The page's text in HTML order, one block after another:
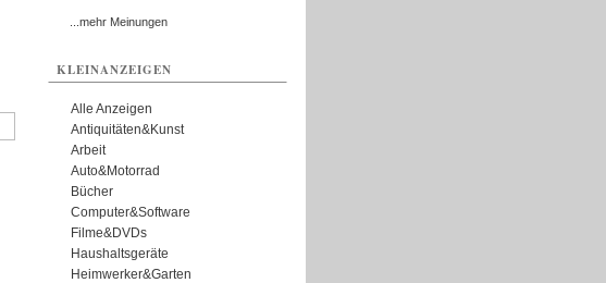
...mehr Meinungen
KLEINANZEIGEN
Alle Anzeigen
Antiquitäten&Kunst
Arbeit
Auto&Motorrad
Bücher
Computer&Software
Filme&DVDs
Haushaltsgeräte
Heimwerker&Garten